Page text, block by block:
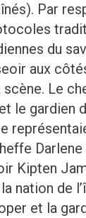
Par
du
aux
Le
le gardien
Kipten
nation de
et la